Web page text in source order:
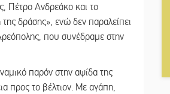
Πέτρο Ανδρεάκο και το
δράσης», ενώ δεν παραλείπει
που συνέδραμε στην
παρόν στην αψίδα της
προς το βέλτιον. Με αγάπη,